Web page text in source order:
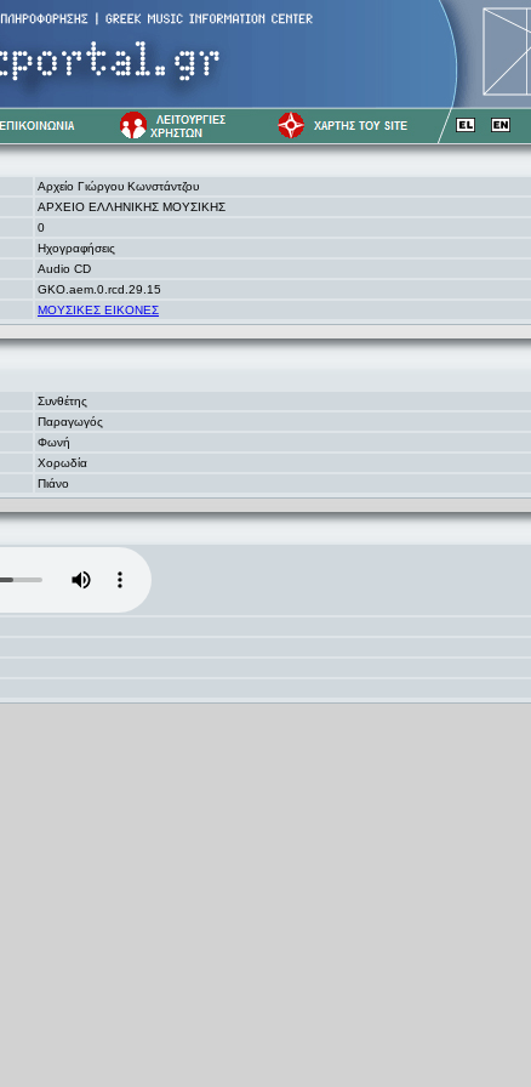
Αρχείο Γιώργου Κωνστάντζου
ΑΡΧΕΙΟ ΕΛΛΗΝΙΚΗΣ ΜΟΥΣΙΚΗΣ
0
Ηχογραφήσεις
Audio CD
GKO.aem.0.rcd.29.15
ΜΟΥΣΙΚΕΣ ΕΙΚΟΝΕΣ
Συνθέτης
Παραγωγός
Φωνή
Χορωδία
Πιάνο